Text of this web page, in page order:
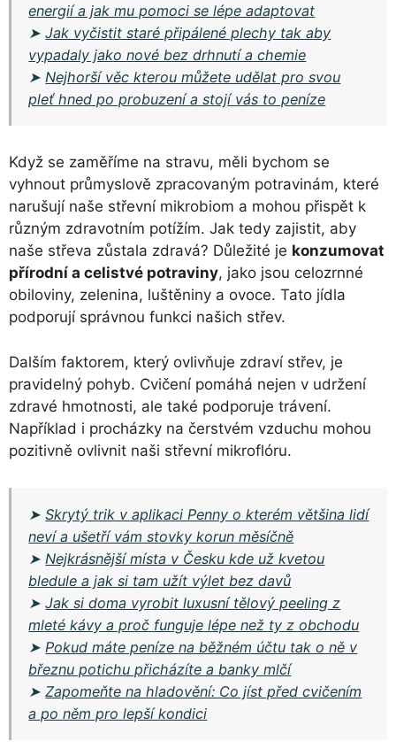
energií a jak mu pomoci se lépe adaptovat
➤Jak vyčistit staré připálené plechy tak aby
vypadaly jako nové bez drhnutí a chemie
➤ Nejhorší věc kterou můžete udělat pro svou
pleť hned po probuzení a stojí vás to peníze
Když se zaměříme na stravu, měli bychom se
vyhnout průmyslově zpracovaným potravinám, které
narušují naše střevní mikrobiom a mohou přispět k
různým zdravotním potížím. Jak tedy zajistit, aby
naše střeva zůstala zdravá? Důležité je konzumovat
přírodní a celistvé potraviny, jako jsou celozrnné
obiloviny, zelenina, luštěniny a ovoce. Tato jídla
podporují správnou funkci našich střev.
Dalším faktorem, který ovlivňuje zdraví střev, je
pravidelný pohyb. Cvičení pomáhá nejen v udržení
zdravé hmotnosti, ale také podporuje trávení.
Například i procházky na čerstvém vzduchu mohou
pozitivně ovlivnit naši střevní mikroflóru.
➤Skrytý trik v aplikaci Penny o kterém většina lidí
neví a ušetří vám stovky korun měsíčně
➤ Nejkrásnější místa v Česku kde už kvetou
bledule a jak si tam užít výlet bez davů
➤Jak si doma vyrobit luxusní tělový peeling z
mleté kávy a proč funguje lépe než ty z obchodu
➤ Pokud máte peníze na běžném účtu tak o ně v
březnu potichu přicházíte a banky mlčí
➤Zapomeňte na hladovění: Co jíst před cvičením
a po něm pro lepší kondici